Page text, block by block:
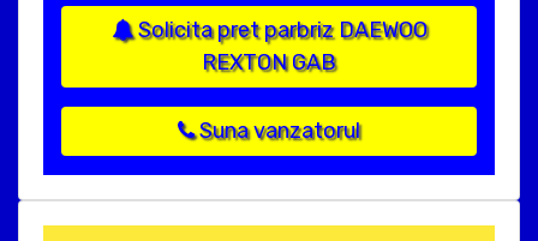
Solicita pret parbriz DAEWOO
REXTON GAB
Suna vanzatorul